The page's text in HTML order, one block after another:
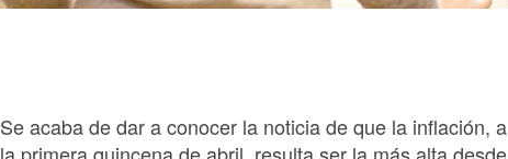
Se acaba de dar a conocer la noticia de que la inflación, a